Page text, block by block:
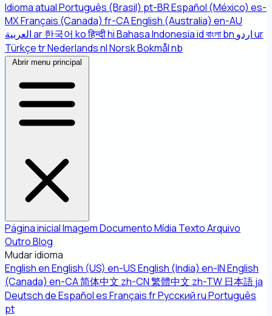
Idioma atualPortuguês (Brasil) pt-BREspañol (México) es-
MXFrançais (Canada) fr-CAEnglish (Australia) en-AU
العربيةar한국어 koहिन्दीhiBahasa Indonesiaidবাংলাbn اردوur
TürkçetrNederlandsnlNorsk Bokmålnb
Abrir menu principal
Página inicialImagemDocumentoMídia TextoArquivo
OutroBlog
Mudar idioma
EnglishenEnglish (US) en-USEnglish (India) en-INEnglish
(Canada) en-CA简体中文 zh-CN繁體中文 zh-TW 日本語ja
DeutschdeEspañolesFrançaisfrРусскийruPortuguês
pt